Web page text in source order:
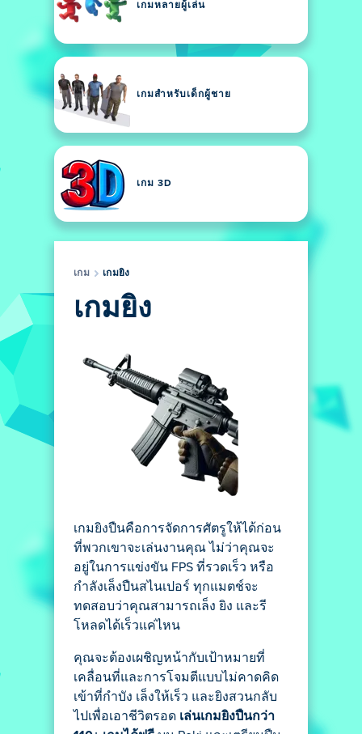
เกมหลายผู้เล่น
เกมสำหรับเด็กผู้ชาย
เกม 3D
เกม เกมยิง
เกมยิง
เกมยิงปืนคือการจัดการศัตรูให้ได้ก่อน
ที่พวกเขาจะเล่นงานคุณ ไม่ว่าคุณจะ
อยู่ในการแข่งขัน FPS ที่รวดเร็ว หรือ
กำลังเล็งปืนสไนเปอร์ ทุกแมตช์จะ
ทดสอบว่าคุณสามารถเล็ง ยิง และรี
โหลดได้เร็วแค่ไหน
คุณจะต้องเผชิญหน้ากับเป้าหมายที่
เคลื่อนที่และการโจมตีแบบไม่คาดคิด
เข้าที่กำบัง เล็งให้เร็ว และยิงสวนกลับ
ไปเพื่อเอาชีวิตรอด เล่นเกมยิงปืนกว่า